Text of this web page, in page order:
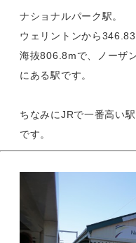
ナショナルパーク駅。
ウェリントンから
海抜806.8mで、ノーザ
にある駅です。
ちなみにJRで一番高い
です。